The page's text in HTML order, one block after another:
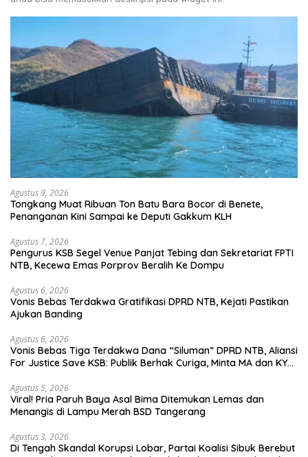
Agustus 9, 2026
Tongkang Muat Ribuan Ton Batu Bara Bocor di Benete,
Penanganan Kini Sampai ke Deputi Gakkum KLH
Agustus 7, 2026
Pengurus KSB Segel Venue Panjat Tebing dan Sekretariat FPTI
NTB, Kecewa Emas Porprov Beralih Ke Dompu
Agustus 6, 2026
Vonis Bebas Terdakwa Gratifikasi DPRD NTB, Kejati Pastikan
Ajukan Banding
Agustus 6, 2026
Vonis Bebas Tiga Terdakwa Dana “Siluman” DPRD NTB, Aliansi
For Justice Save KSB: Publik Berhak Curiga, Minta MA dan KY
Agustus 5, 2026
Viral! Pria Paruh Baya Asal Bima Ditemukan Lemas dan
Menangis di Lampu Merah BSD Tangerang
Agustus 3, 2026
Di Tengah Skandal Korupsi Lobar, Partai Koalisi Sibuk Berebut